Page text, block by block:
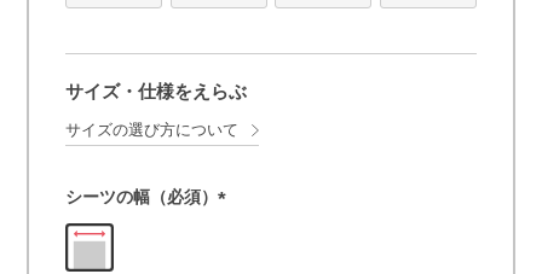
サイズ・仕様をえらぶ
サイズの選び方について
シーツの幅（必須）